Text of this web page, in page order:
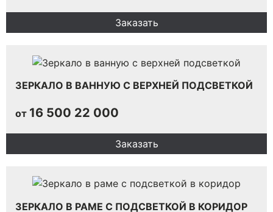
Заказать
ЗЕРКАЛО В ВАННУЮ С ВЕРХНЕЙ ПОДСВЕТКОЙ
от 16 500 22 000
Заказать
ЗЕРКАЛО В РАМЕ С ПОДСВЕТКОЙ В КОРИДОР